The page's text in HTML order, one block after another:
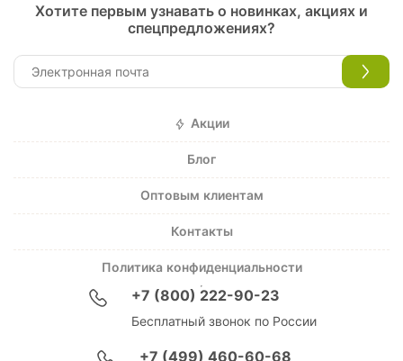
Хотите первым узнавать о новинках, акциях и
спецпредложениях?
Акции
Блог
Оптовым клиентам
Контакты
Политика конфиденциальности
+7 (800) 222-90-23
Бесплатный звонок по России
+7 (499) 460-60-68